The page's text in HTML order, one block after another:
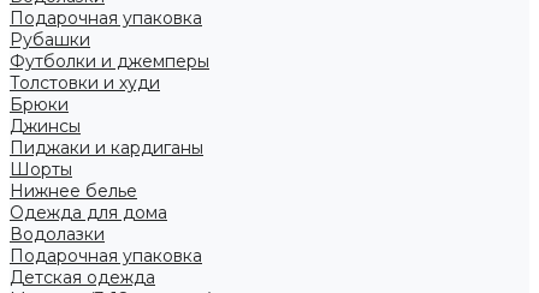
Подарочная упаковка
Рубашки
Футболки и джемперы
Толстовки и худи
Брюки
Джинсы
Пиджаки и кардиганы
Шорты
Нижнее белье
Одежда для дома
Водолазки
Подарочная упаковка
Детская одежда